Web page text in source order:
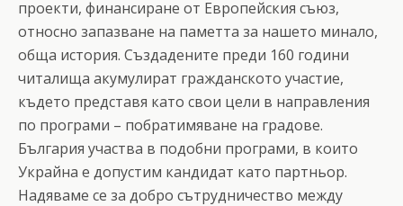
проекти, финансиране от Европейския съюз,
относно запазване на паметта за нашето минало,
обща история. Създадените преди 160 години
читалища акумулират гражданското участие,
където представя като свои цели в направления
по програми – побратимяване на градове.
България участва в подобни програми, в които
Украйна е допустим кандидат като партньор.
Надяваме се за добро сътрудничество между